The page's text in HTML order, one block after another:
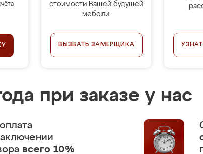
стоимости Вашей будущей
мебели.
ВЫЗВАТЬ ЗАМЕРЩИКА
при заказе у нас
всего 10%